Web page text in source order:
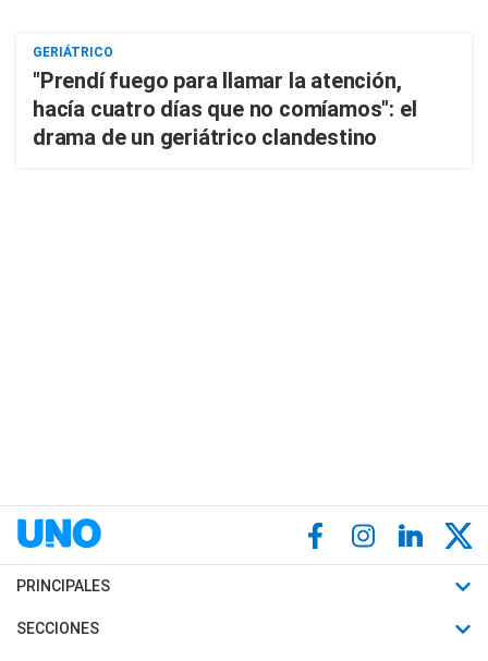
GERIÁTRICO
"Prendí fuego para llamar la atención,
hacía cuatro días que no comíamos": el
drama de un geriátrico clandestino
PRINCIPALES
Últimas Noticias
SECCIONES